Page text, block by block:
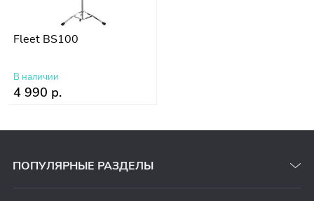
Fleet BS100
В наличии
4 990 р.
ПОПУЛЯРНЫЕ РАЗДЕЛЫ